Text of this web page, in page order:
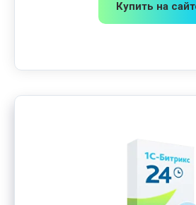
Купить на